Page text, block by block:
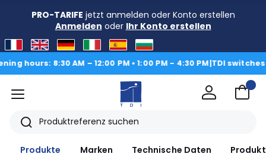
PRO-TARIFE jetzt anmelden oder Konto erstellen
Anmelden oder Ihr Konto erstellen
– 12:00 PM • 1:00 PM - 4:30 PM|TDI switches to Summer
Menü
Suche
Produkte
Marken Technische Daten